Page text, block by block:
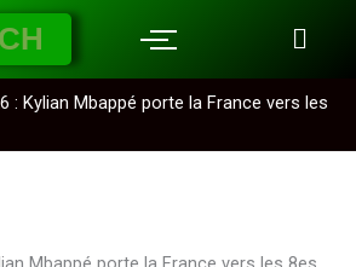
: Kylian Mbappé porte la France vers les